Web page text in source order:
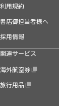
利用規約
書店御担当者様へ
採用情報
関連サービス
海外航空券
旅行用品